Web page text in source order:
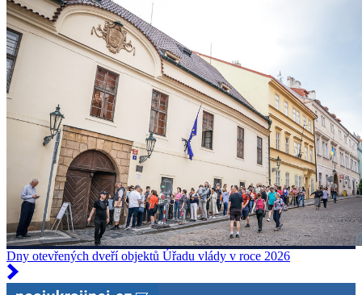
Dny otevřených dveří objektů Úřadu vlády v roce 2026